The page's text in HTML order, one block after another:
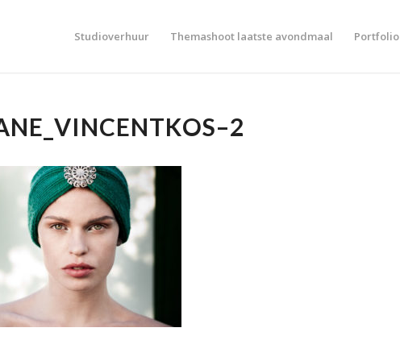
Studioverhuur Themashoot laatste avondmaal Portfolio